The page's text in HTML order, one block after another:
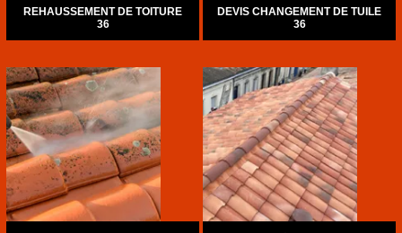
REHAUSSEMENT DE TOITURE
36
DEVIS CHANGEMENT DE TUILE
36